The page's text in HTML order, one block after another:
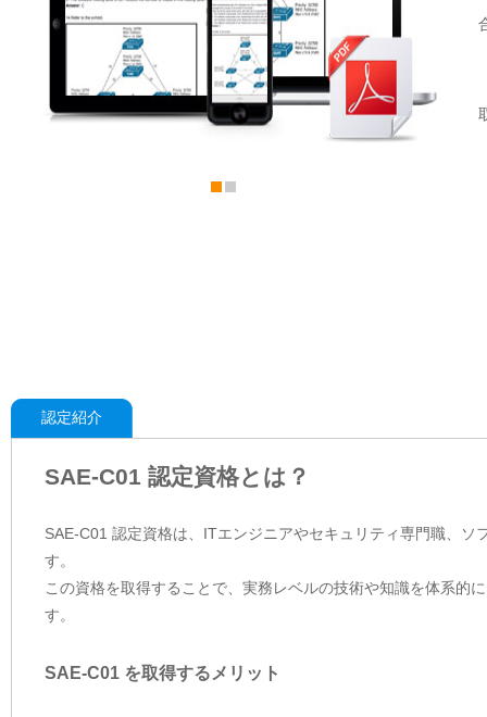
認定紹介
SAE-C01 認定資格とは？
SAE-C01 認定資格は、ITエンジニアやセキュリティ専門職、
す。
この資格を取得することで、実務レベルの技術や知識を体系的
す。
SAE-C01 を取得するメリット